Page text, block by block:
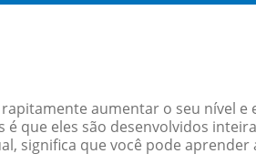
aumentar o seu nível e
que eles são desenvolvidos
significa que você pode aprender